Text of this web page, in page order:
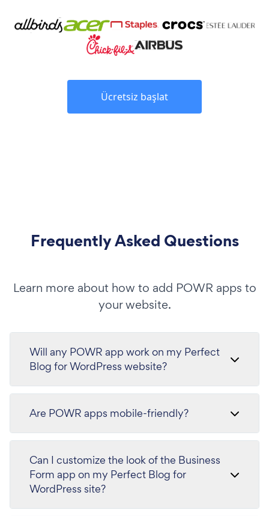
Ücretsiz başlat
Frequently Asked Questions
Learn more about how to add POWR apps to
your website.
Will any POWR app work on my Perfect
Blog for WordPress website?
Are POWR apps mobile-friendly?
Can I customize the look of the Business
Form app on my Perfect Blog for
WordPress site?